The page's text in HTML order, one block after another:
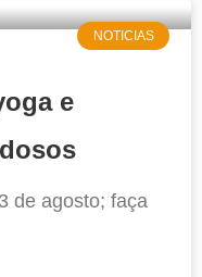
NOTICIAS
e
de agosto; faça